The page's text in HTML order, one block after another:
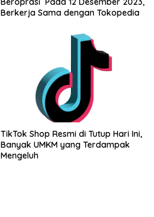
Berkerja Sama dengan Tokopedia
TikTok Shop Resmi di Tutup Hari Ini,
Banyak UMKM yang Terdampak
Mengeluh